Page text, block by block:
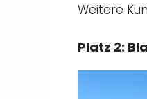
Weitere
Platz 2: